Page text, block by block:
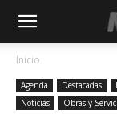
Inicio
Agenda Destacadas
Noticias
Obras y